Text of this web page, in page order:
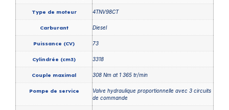
Type de moteur 4TNV98CT
Carburant Diesel
Puissance (CV) 73
Cylindrée (cm3) 3318
Couple maximal 308 Nm at 1 365 tr/min
Pompe de service
Valve hydraulique proportionnelle avec 3 circuits
de commande